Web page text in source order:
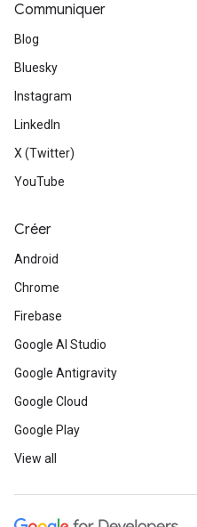
Communiquer
Blog
Bluesky
Instagram
LinkedIn
X (Twitter)
YouTube
Créer
Android
Chrome
Firebase
Google AI Studio
Google Antigravity
Google Cloud
Google Play
View all